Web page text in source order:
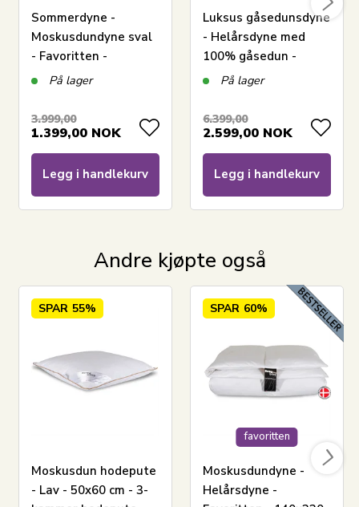
LEGG I KURV
Les vår dyneguide
Les om vedlikehold av dyner og puter
Se vårt store utvalg av puter
Sommerdyne -
Moskusdundyne sval
- Favoritten -
140x200 cm - Beste
moskusdun
På lager
3.999,00
1.399,00 NOK
Legg i handlekurv
Luksus gåsedunsdyne
- Helårsdyne med
100% gåsedun -
140x200 cm - Borg
På lager
6.399,00
2.599,00 NOK
Legg i handlekurv
Andre kjøpte også
SPAR 55%
Moskusdun hodepute
- Lav - 50x60 cm - 3-
SPAR 60%
favoritten
Moskusdundyne -
Helårsdyne -